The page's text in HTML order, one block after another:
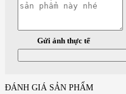
Gửi ảnh thực tế
ĐÁNH GIÁ SẢN PHẨM